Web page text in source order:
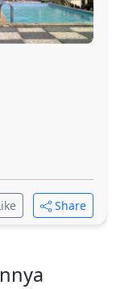
Share